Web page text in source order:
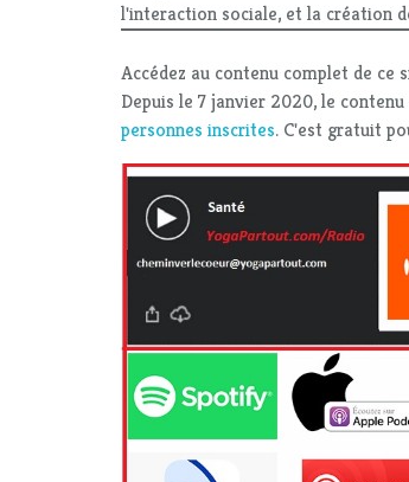
l'interaction sociale, et la création
Accédez au contenu complet de
Depuis le 7 janvier 2020, le
personnes inscrites. C'est gratuit